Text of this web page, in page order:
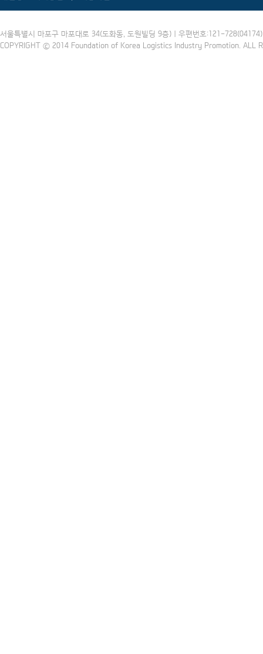
서울특별시 마포구 마포대로 34(도화동, 도원빌딩 9층) | 우편번호:121-
COPYRIGHT ⓒ 2014 Foundation of Korea Logistics Industry Promotion. ALL